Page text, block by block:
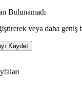
Bulunamadı
veya daha geniş
Kaydet